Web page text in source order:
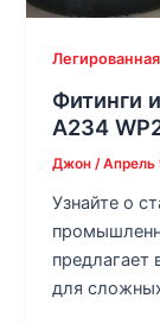
Фитинги
A234
Джон/Апрель
Узнайте о
предлагает
для